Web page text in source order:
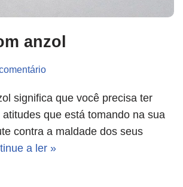
anzol
significa que você precisa ter
que está tomando na sua
contra a maldade dos seus
a ler »